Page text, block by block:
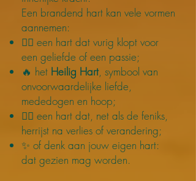
Een brandend hart kan vele vormen
aannemen:
❤️‍🔥 een hart dat vurig klopt voor
een geliefde of een passie;
🔥 het Heilig Hart, symbool van
onvoorwaardelijke liefde,
mededogen en hoop;
🐦‍🔥 een hart dat, net als de feniks,
herrijst na verlies of verandering;
✨ of denk aan jouw eigen hart:
dat gezien mag worden.